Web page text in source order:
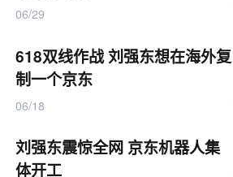
06/29
618双线作战 刘强东想在海外复
制一个京东
06/18
刘强东震惊全网 京东机器人集
体开工